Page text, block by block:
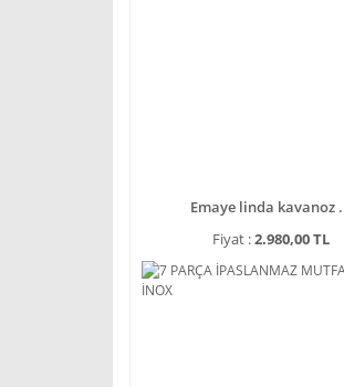
Emaye linda kavanoz
Fiyat :2.980,00 TL